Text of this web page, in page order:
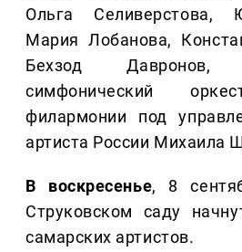
Ольга Селиверстова,
Мария Лобанова,
Бехзод Давронов,
симфонический
филармонии под
артиста России Михаила
В воскресенье, 8
Струковском саду
самарских артистов.